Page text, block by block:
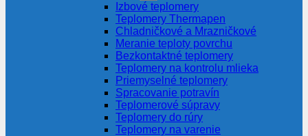
Izbové teplomery
Teplomery Thermapen
Chladničkové a Mrazničkové
Meranie teploty povrchu
Bezkontaktné teplomery
Teplomery na kontrolu mlieka
Priemyselné teplomery
Spracovanie potravín
Teplomerové súpravy
Teplomery do rúry
Teplomery na varenie